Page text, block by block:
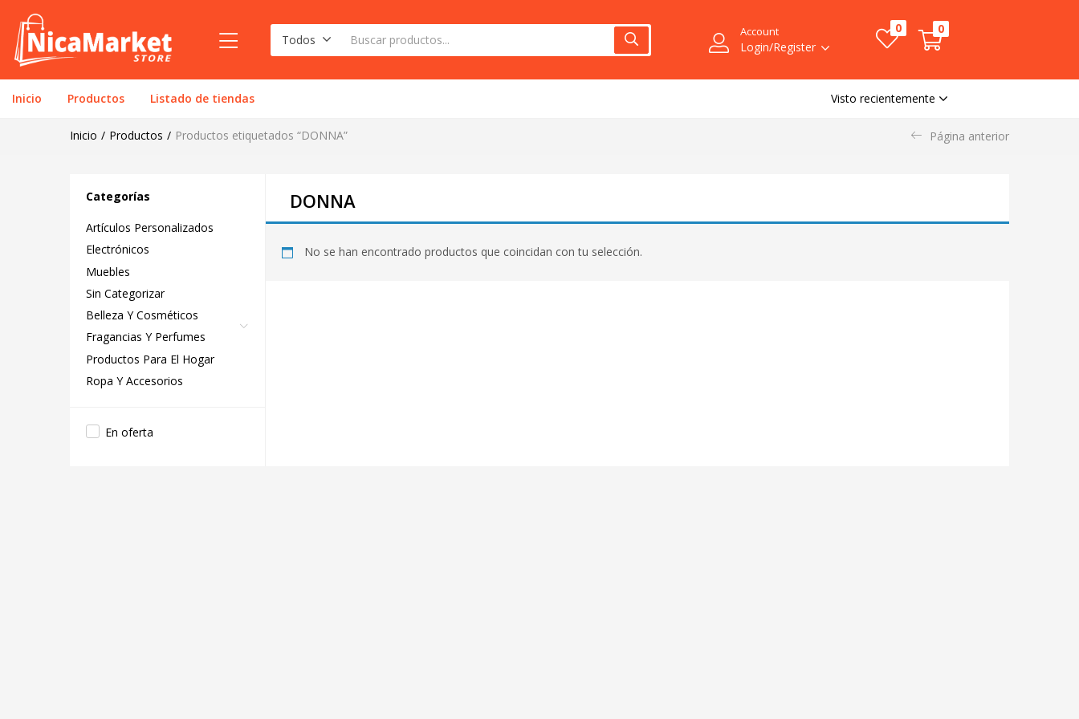
Todos
Account
Login/Register
0 0
Inicio Productos Listado de tiendas Visto recientemente
Inicio Productos Productos etiquetados “DONNA” Página anterior
Categorías
Artículos Personalizados
Electrónicos
Muebles
Sin Categorizar
Belleza Y Cosméticos
Fragancias Y Perfumes
Productos Para El Hogar
Ropa Y Accesorios
En oferta
DONNA
No se han encontrado productos que coincidan con tu selección.